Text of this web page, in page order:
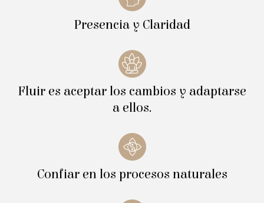
Presencia y Claridad
Fluir es aceptar los cambios y adaptarse
a ellos.
Confiar en los procesos naturales